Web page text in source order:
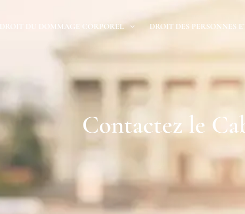
DROIT DU DOMMAGE CORPOREL DROIT DES PERSONNES
Contactez le